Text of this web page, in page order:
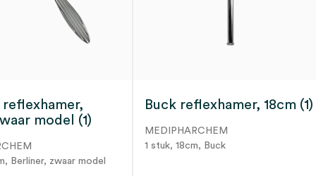
reflexhamer,
model (1)
Berliner, zwaar model
Buck reflexhamer, 18cm (1)
MEDIPHARCHEM
1 stuk, 18cm, Buck